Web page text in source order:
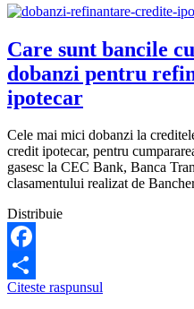
Care sunt bancile
dobanzi pentru
ipotecar
Cele mai mici dobanzi la
credit ipotecar, pentru
gasesc la CEC Bank, Banca
clasamentului realizat de
Distribuie
Facebook
Share
Citeste raspunsul